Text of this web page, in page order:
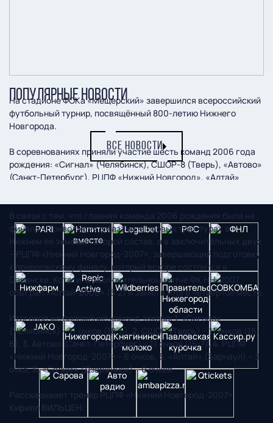
На стадионе ФОКа «Мещерский» завершился всероссийский
футбольный турнир, посвящённый 800-летию Нижнего
Новгорода.
В соревнованиях приняли участие шесть команд 2006 года
рождения: «Сигнал» (Челябинск), СШОР-8 (Тверь), «Автово»
(Санкт-Петербург), РЦПФ «Нижний Новгород», «Алтай»
В связи с тем, что главная команда 2006 рождения была на
финале «Приволжья» в Казани, в первых трех турах в
Нижнем ее замещал второй состав, а в заключительных двух
– РЦПФ «Нижний Новгород-2007», завершающий подготовку
к приволжскому финалу, который вскоре состоится в
Саранске. Кстати, в заключительном матче ФК НН-2007
обыграл «Алтай-2006» (3:2) и занял в итоге четвертое место.
Итоговое же положение команд таково:1.«Сигнал»
(Челябинск) – 11 очков (18-5), 2. СШОР (Тверь) – 11 очков (15-
6), 3. Автово (Санкт-Петербург) – 11 очков (15-7), 4.РЦПФ
«Нижний Новгород-2007» - 6 очков, 5. «Алтай» (Барнаул) – 3
очка,6.«Салют» (Дзержинск) – 0 очков.
Рассказывает тренер РЦПФ «Нижний Новгород-2007»
Кирилл ВИЛЬЦЕН:
ПОПУЛЯРНЫЕ НОВОСТИ
ВСЕ НОВОСТИ